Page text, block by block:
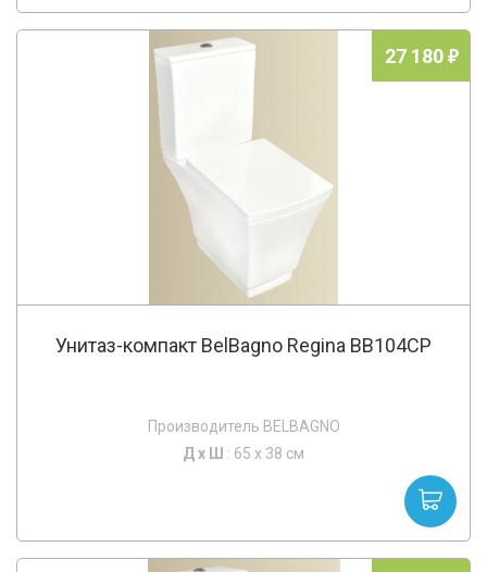
27 180
Унитаз-компакт BelBagno Regina BB104CP
Производитель BELBAGNO
Д х Ш : 65 x 38 см